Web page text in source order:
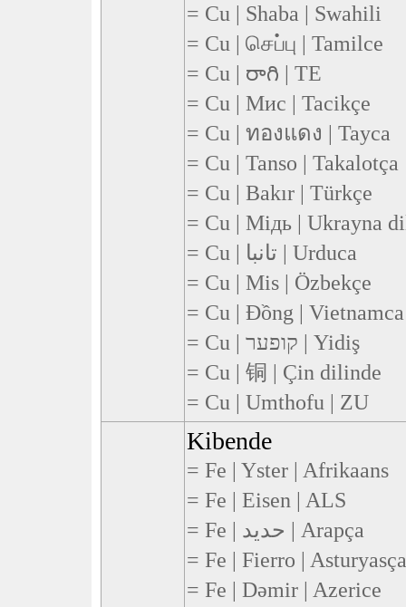
= Cu | Shaba | Swahili
= Cu | செப்பு | Tamilce
= Cu | రాగి | TE
= Cu | Мис | Tacikçe
= Cu | ทองแดง | Tayca
= Cu | Tanso | Takalotça
= Cu | Bakır | Türkçe
= Cu | Мідь | Ukrayna
= Cu | تانبا | Urduca
= Cu | Mis | Özbekçe
= Cu | Đồng | Vietnamca
= Cu | קופער | Yidiş
= Cu | 铜 | Çin dilinde
= Cu | Umthofu | ZU
Kibende
= Fe | Yster | Afrikaans
= Fe | Eisen | ALS
= Fe | حديد | Arapça
= Fe | Fierro | Asturyasça
= Fe | Dəmir | Azerice